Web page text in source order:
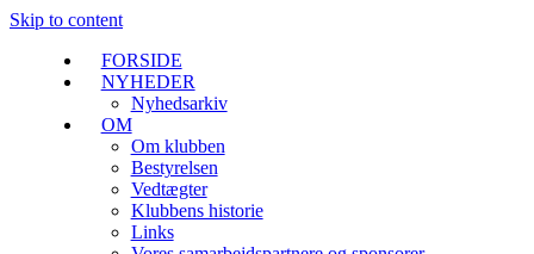
Skip to content
FORSIDE
NYHEDER
Nyhedsarkiv
OM
Om klubben
Bestyrelsen
Vedtægter
Klubbens historie
Links